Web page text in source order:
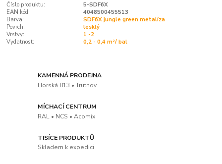
Číslo produktu:
5-SDF6X
EAN kód:
4048500455513
Barva:
SDF6X jungle green metalíza
Povrch:
lesklý
Vrstvy:
1 -2
Vydatnost:
0,2 - 0,4 m²/ bal
KAMENNÁ PRODEJNA
Horská 813 • Trutnov
MÍCHACÍ CENTRUM
RAL • NCS • Acomix
TISÍCE PRODUKTŮ
Skladem k expedici